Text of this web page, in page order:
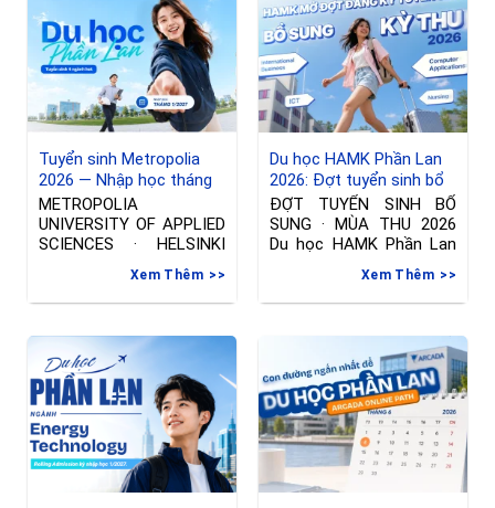
Tuyển sinh Metropolia
2026 — Nhập học tháng
01/2027 tại Phần Lan
METROPOLIA
UNIVERSITY OF APPLIED
SCIENCES · HELSINKI
Đợt tuyển sinh riêng —
Nhập học thángXem Thêm
Du học HAMK Phần Lan
2026: Đợt tuyển sinh bổ
sung ngành International
Business & Công nghệ
thông tin
ĐỢT TUYỂN SINH BỔ
SUNG · MÙA THU 2026
Du học HAMK Phần Lan
Xem Thêm